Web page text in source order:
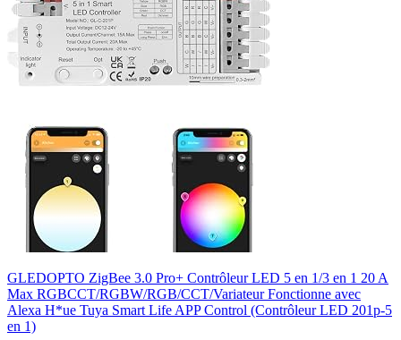
GLEDOPTO ZigBee 3.0 Pro+ Contrôleur LED 5 en 1/3 en 1 20 A
Max RGBCCT/RGBW/RGB/CCT/Variateur Fonctionne avec
Alexa H*ue Tuya Smart Life APP Control (Contrôleur LED 201p-5
en 1)